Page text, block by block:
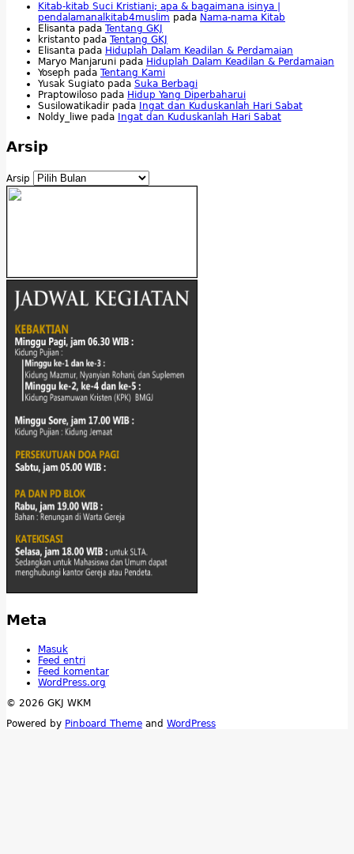
Kitab-kitab Suci Kristiani; apa & bagaimana isinya |
pendalamanalkitab4muslim pada Nama-nama Kitab
Elisanta pada Tentang GKJ
kristanto pada Tentang GKJ
Elisanta pada Hiduplah Dalam Keadilan & Perdamaian
Maryo Manjaruni pada Hiduplah Dalam Keadilan & Perdamaian
Yoseph pada Tentang Kami
Yusak Sugiato pada Suka Berbagi
Praptowiloso pada Hidup Yang Diperbaharui
Susilowatikadir pada Ingat dan Kuduskanlah Hari Sabat
Noldy_liwe pada Ingat dan Kuduskanlah Hari Sabat
Arsip
Arsip
Meta
Masuk
Feed entri
Feed komentar
WordPress.org
© 2026 GKJ WKM
Powered by Pinboard Theme and WordPress